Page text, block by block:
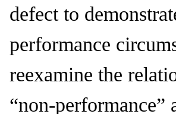
defect to
performance
reexamine the
“non-